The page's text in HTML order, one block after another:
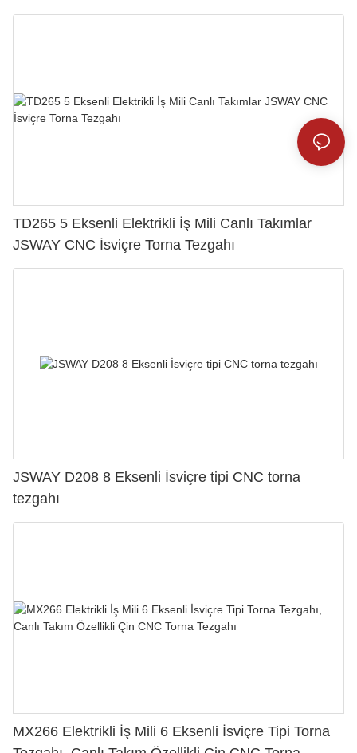
TD265 5 Eksenli Elektrikli İş Mili Canlı Takımlar
JSWAY CNC İsviçre Torna Tezgahı
JSWAY D208 8 Eksenli İsviçre tipi CNC torna
tezgahı
MX266 Elektrikli İş Mili 6 Eksenli İsviçre Tipi Torna